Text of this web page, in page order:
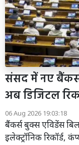
संसद में नए
अब डिजिटल
06 Aug 2026 19:03:18
बैंकर्स बुक्स एविडेंस
इलेक्ट्रॉनिक रिकॉर्ड,